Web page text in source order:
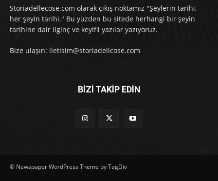
Storiadellecose.com olarak çıkış noktamız "Şeylerin tarihi,
her şeyin tarihi." Bu yüzden bu sitede herhangi bir şeyin
tarihine dair ilginç ve keyifli yazılar yazıyoruz.
Bize ulaşın: iletisim@storiadellcose.com
BİZİ TAKİP EDİN
© Newspaper WordPress Theme by TagDiv